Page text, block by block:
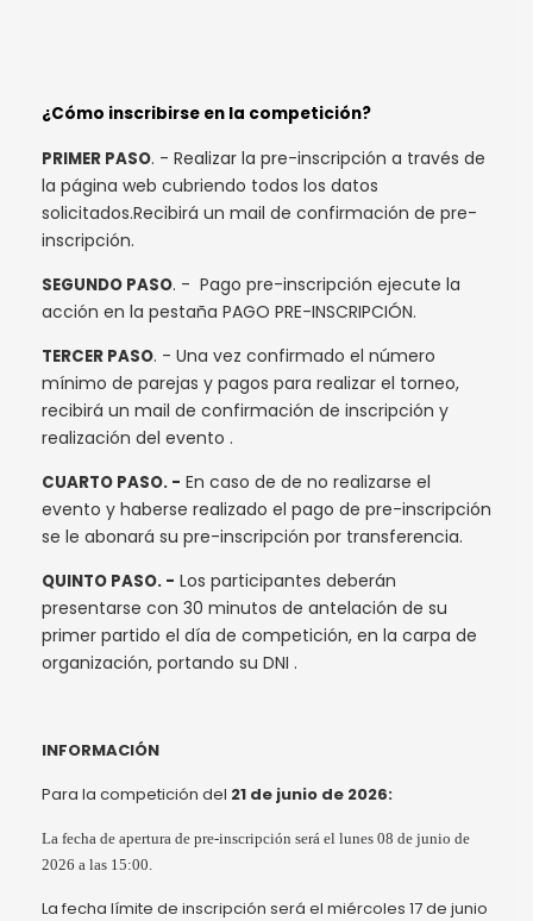
¿Cómo inscribirse en la competición?
PRIMER PASO. - Realizar la pre-inscripción a través de
la página web cubriendo todos los datos
solicitados.Recibirá un mail de confirmación de pre-
inscripción.
SEGUNDO PASO. - Pago pre-inscripción ejecute la
acción en la pestaña PAGO PRE-INSCRIPCIÓN.
TERCER PASO. - Una vez confirmado el número
mínimo de parejas y pagos para realizar el torneo,
recibirá un mail de confirmación de inscripción y
realización del evento .
CUARTO PASO. - En caso de de no realizarse el
evento y haberse realizado el pago de pre-inscripción
se le abonará su pre-inscripción por transferencia.
QUINTO PASO. - Los participantes deberán
presentarse con 30 minutos de antelación de su
primer partido el día de competición, en la carpa de
organización, portando su DNI .
INFORMACIÓN
Para la competición del 21 de junio de 2026:
La fecha de apertura de pre-inscripción será el lunes 08 de junio de
2026 a las 15:00.
La fecha límite de inscripción será el miércoles 17 de junio